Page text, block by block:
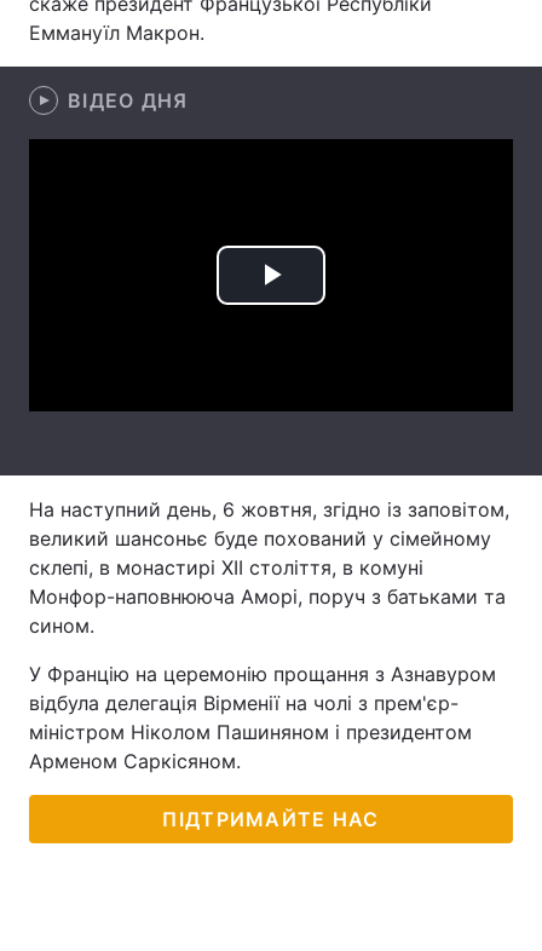
Інтерв'ю
Архів
Контакти
Еммануїл Макрон.
ВІДЕО ДНЯ
Play
На наступний день, 6 жовтня, згідно із заповітом,
великий шансоньє буде похований у сімейному
склепі, в монастирі XII століття, в комуні
Монфор-наповнююча Аморі, поруч з батьками та
сином.
У Францію на церемонію прощання з Азнавуром
відбула делегація Вірменії на чолі з прем'єр-
міністром Ніколом Пашиняном і президентом
Арменом Саркісяном.
ПІДТРИМАЙТЕ НАС